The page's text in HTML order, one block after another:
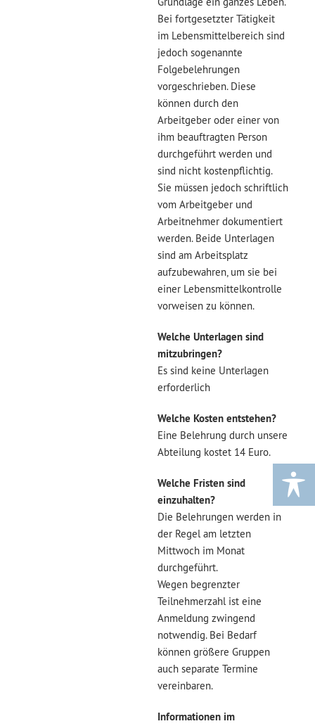
Bei fortgesetzter Tätigkeit
im Lebensmittelbereich sind
jedoch sogenannte
Folgebelehrungen
vorgeschrieben. Diese
können durch den
Arbeitgeber oder einer von
ihm beauftragten Person
durchgeführt werden und
sind nicht kostenpflichtig.
Sie müssen jedoch schriftlich
vom Arbeitgeber und
Arbeitnehmer dokumentiert
werden. Beide Unterlagen
sind am Arbeitsplatz
aufzubewahren, um sie bei
einer Lebensmittelkontrolle
vorweisen zu können.
Welche Unterlagen sind
mitzubringen?
Es sind keine Unterlagen
erforderlich
Welche Kosten entstehen?
Eine Belehrung durch unsere
Abteilung kostet 14 Euro.
Welche Fristen sind
einzuhalten?
Die Belehrungen werden in
der Regel am letzten
Mittwoch im Monat
durchgeführt.
Wegen begrenzter
Teilnehmerzahl ist eine
Anmeldung zwingend
notwendig. Bei Bedarf
können größere Gruppen
auch separate Termine
vereinbaren.
Informationen im